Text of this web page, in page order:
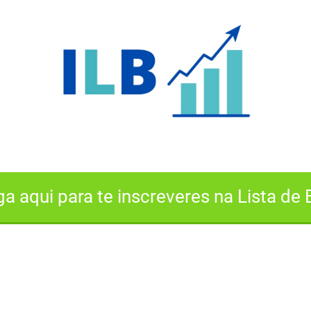
aqui para te inscreveres na Lista de